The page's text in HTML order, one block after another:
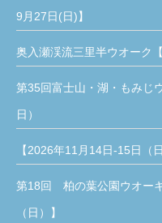
9月27日(日)】
奥入瀬渓流三里半ウオーク
第35回富士山・湖・もみじ
日）
【2026年11月14日-15日（
第18回 柏の葉公園ウオー
（日）】